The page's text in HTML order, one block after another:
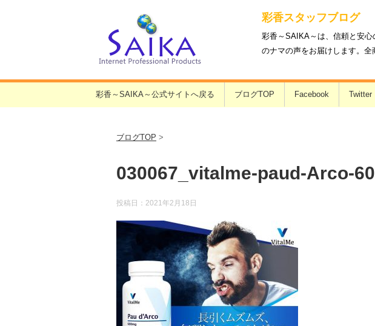
彩香スタッフブログ
彩香～SAIKA～は、信頼と安
のナマの声をお届けします。全
彩香～SAIKA～公式サイトへ戻る ブログTOP Facebook Twitter
ブログTOP >
030067_vitalme-paud-Arco-
投稿日： 2021年2月18日